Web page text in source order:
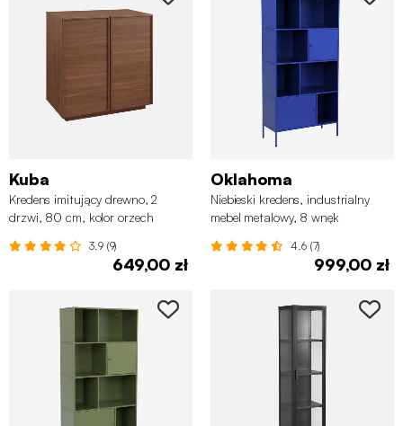
Kuba
Kredens imitujący drewno, 2
drzwi, 80 cm, kolor orzech
3.9 (9)
649,00 zł
Oklahoma
Niebieski kredens, industrialny
mebel metalowy, 8 wnęk
4.6 (7)
999,00 zł